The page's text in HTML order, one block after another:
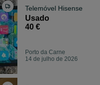
Telemóvel Hisense
Usado
40 €
Porto da Carne
14 de julho de 2026